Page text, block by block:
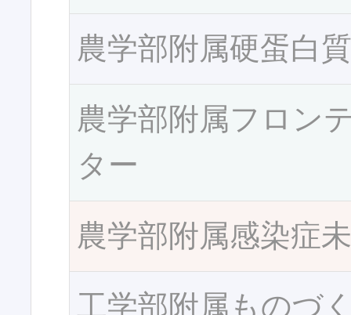
農学部附属硬蛋白
農学部附属フロン
ター
農学部附属感染症
工学部附属ものづ